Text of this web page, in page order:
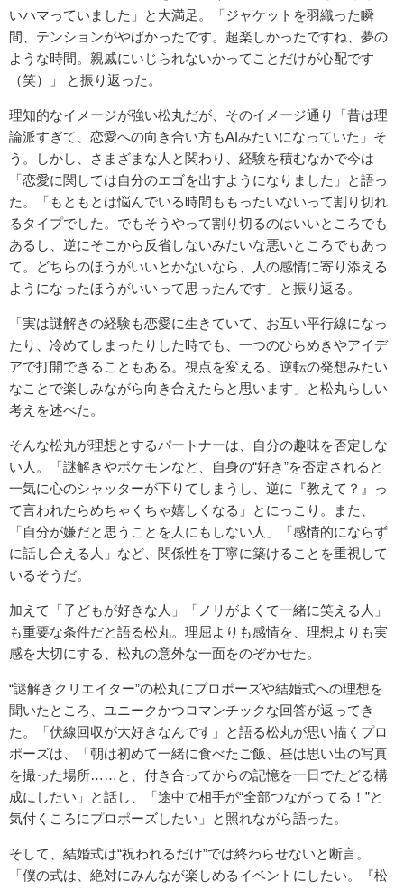
いハマっていました」と大満足。「ジャケットを羽織った瞬
間、テンションがやばかったです。超楽しかったですね、夢の
ような時間。親戚にいじられないかってことだけが心配です
（笑）」 と振り返った。
理知的なイメージが強い松丸だが、そのイメージ通り「昔は理
論派すぎて、恋愛への向き合い方もAIみたいになっていた」そ
う。しかし、さまざまな人と関わり、経験を積むなかで今は
「恋愛に関しては自分のエゴを出すようになりました」と語っ
た。「もともとは悩んでいる時間ももったいないって割り切れ
るタイプでした。でもそうやって割り切るのはいいところでも
あるし、逆にそこから反省しないみたいな悪いところでもあっ
て。どちらのほうがいいとかないなら、人の感情に寄り添える
ようになったほうがいいって思ったんです」と振り返る。
「実は謎解きの経験も恋愛に生きていて、お互い平行線になっ
たり、冷めてしまったりした時でも、一つのひらめきやアイデ
アで打開できることもある。視点を変える、逆転の発想みたい
なことで楽しみながら向き合えたらと思います」と松丸らしい
考えを述べた。
そんな松丸が理想とするパートナーは、自分の趣味を否定しな
い人。「謎解きやポケモンなど、自身の“好き”を否定されると
一気に心のシャッターが下りてしまうし、逆に『教えて？』っ
て言われたらめちゃくちゃ嬉しくなる」とにっこり。また、
「自分が嫌だと思うことを人にもしない人」「感情的にならず
に話し合える人」など、関係性を丁寧に築けることを重視して
いるそうだ。
加えて「子どもが好きな人」「ノリがよくて一緒に笑える人」
も重要な条件だと語る松丸。理屈よりも感情を、理想よりも実
感を大切にする、松丸の意外な一面をのぞかせた。
“謎解きクリエイター”の松丸にプロポーズや結婚式への理想を
聞いたところ、ユニークかつロマンチックな回答が返ってき
た。「伏線回収が大好きなんです」と語る松丸が思い描くプロ
ポーズは、「朝は初めて一緒に食べたご飯、昼は思い出の写真
を撮った場所……と、付き合ってからの記憶を一日でたどる構
成にしたい」と話し、「途中で相手が“全部つながってる！”と
気付くころにプロポーズしたい」と照れながら語った。
そして、結婚式は“祝われるだけ”では終わらせないと断言。
「僕の式は、絶対にみんなが楽しめるイベントにしたい。『松